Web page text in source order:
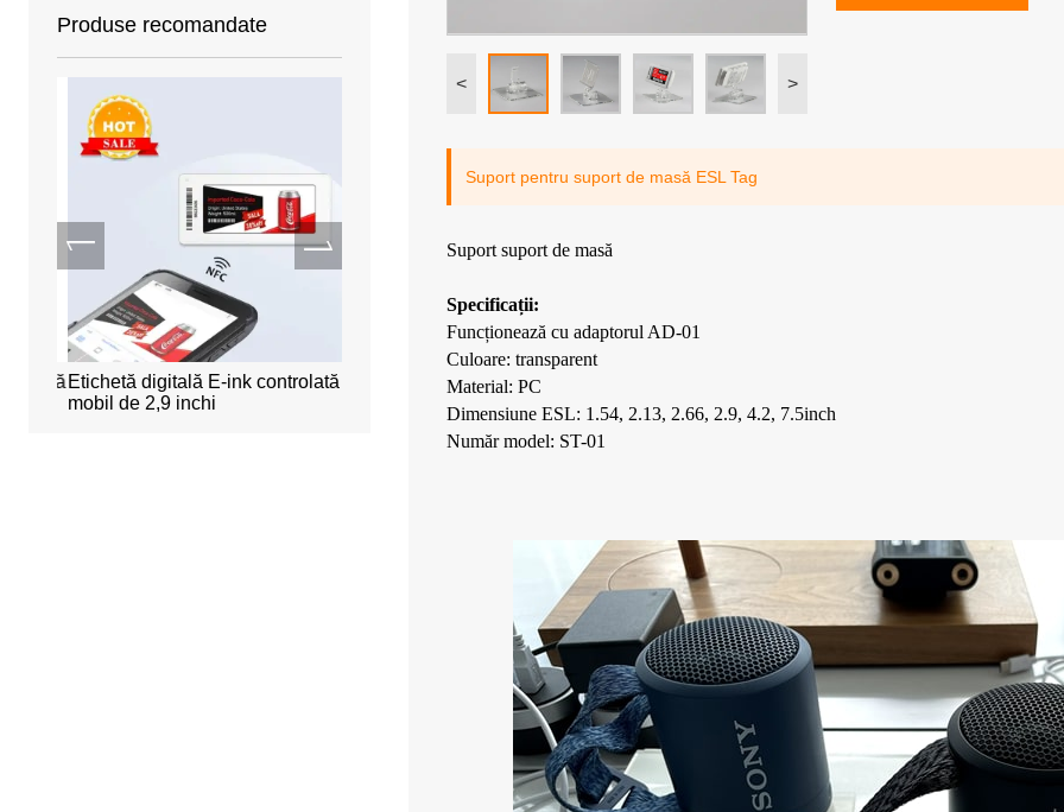
Produse recomandate
Etichetă digitală E-ink controlată
mobil de 2,9 inchi
Sistem inteligent de rezervare la
1,54 inchi
< >
Suport pentru suport de masă ESL Tag
Suport suport de masă
Specificații:
Funcționează cu adaptorul AD-01
Culoare: transparent
Material: PC
Dimensiune ESL: 1.54, 2.13, 2.66, 2.9, 4.2, 7.5inch
Număr model: ST-01